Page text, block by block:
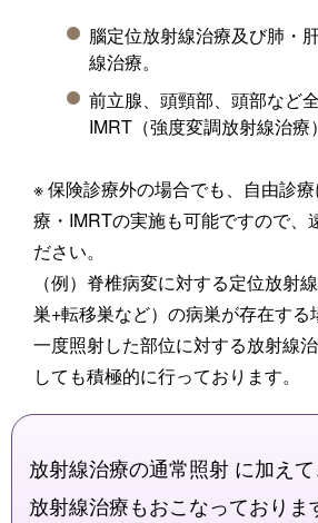
腦定位放射線治療及び肺・
線治療。
前立腺、頭頸部、頭部など
IMRT（強度変調放射線治療
※ 保険診療外の場合でも、自由診
療・IMRTの実施も可能ですので、
ださい。
（例）脊椎病変に対する定位放射
巣+転移巣など）の病巣が存在する
一度照射した部位に対する放射線
しても積極的に行っております。
放射線治療の通常照射 に加え
放射線治療もおこなっておりま